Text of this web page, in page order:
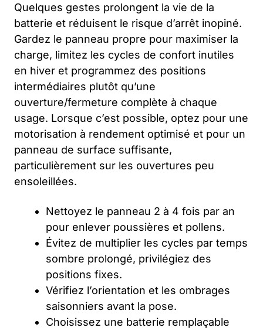
Quelques gestes prolongent la vie de la
batterie et réduisent le risque d’arrêt inopiné.
Gardez le panneau propre pour maximiser la
charge, limitez les cycles de confort inutiles
en hiver et programmez des positions
intermédiaires plutôt qu’une
ouverture/fermeture complète à chaque
usage. Lorsque c’est possible, optez pour une
motorisation à rendement optimisé et pour un
panneau de surface suffisante,
particulièrement sur les ouvertures peu
ensoleillées.
Nettoyez le panneau 2 à 4 fois par an
pour enlever poussières et pollens.
Évitez de multiplier les cycles par temps
sombre prolongé, privilégiez des
positions fixes.
Vérifiez l’orientation et les ombrages
saisonniers avant la pose.
Choisissez une batterie remplaçable